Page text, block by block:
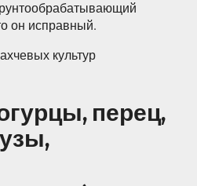
он исправный.
культур
перец,